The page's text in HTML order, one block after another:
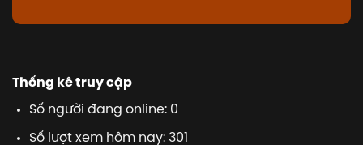
Thống kê truy cập
Số người đang online: 0
Số lượt xem hôm nay: 301